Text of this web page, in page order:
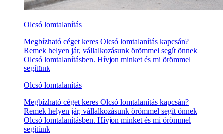
Olcsó lomtalanítás
Megbízható céget keres Olcsó lomtalanítás kapcsán?
Remek helyen jár, vállalkozásunk örömmel segít önnek
Olcsó lomtalanításben. Hívjon minket és mi örömmel
segítünk
Olcsó lomtalanítás
Megbízható céget keres Olcsó lomtalanítás kapcsán?
Remek helyen jár, vállalkozásunk örömmel segít önnek
Olcsó lomtalanításben. Hívjon minket és mi örömmel
segítünk